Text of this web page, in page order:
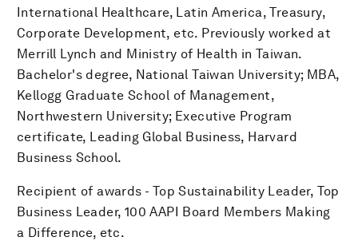
International Healthcare, Latin America, Treasury,
Corporate Development, etc. Previously worked at
Merrill Lynch and Ministry of Health in Taiwan.
Bachelor's degree, National Taiwan University; MBA,
Kellogg Graduate School of Management,
Northwestern University; Executive Program
certificate, Leading Global Business, Harvard
Business School.
Recipient of awards - Top Sustainability Leader, Top
Business Leader, 100 AAPI Board Members Making
a Difference, etc.